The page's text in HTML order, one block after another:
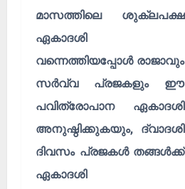
മാസത്തിലെ ശുക്ലപക്ഷ
ഏകാദശി
വന്നെത്തിയപ്പോൾ രാജാവും
സർവ്വ പ്രജകളും ഈ
പവിത്രോപാന ഏകാദശി
അനുഷ്ഠിക്കുകയും, ദ്വാദശി
ദിവസം പ്രജകൾ തങ്ങൾക്ക്
ഏകാദശി